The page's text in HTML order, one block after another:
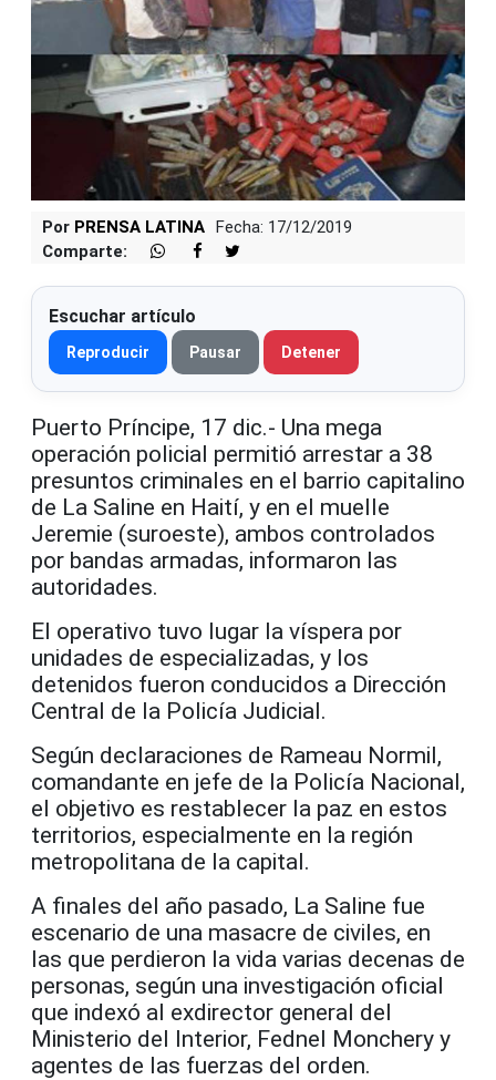
Por PRENSA LATINA Fecha: 17/12/2019
Comparte:
Escuchar artículo
Reproducir Pausar Detener
Puerto Príncipe, 17 dic.- Una mega
operación policial permitió arrestar a 38
presuntos criminales en el barrio capitalino
de La Saline en Haití, y en el muelle
Jeremie (suroeste), ambos controlados
por bandas armadas, informaron las
autoridades.
El operativo tuvo lugar la víspera por
unidades de especializadas, y los
detenidos fueron conducidos a Dirección
Central de la Policía Judicial.
Según declaraciones de Rameau Normil,
comandante en jefe de la Policía Nacional,
el objetivo es restablecer la paz en estos
territorios, especialmente en la región
metropolitana de la capital.
A finales del año pasado, La Saline fue
escenario de una masacre de civiles, en
las que perdieron la vida varias decenas de
personas, según una investigación oficial
que indexó al exdirector general del
Ministerio del Interior, Fednel Monchery y
agentes de las fuerzas del orden.